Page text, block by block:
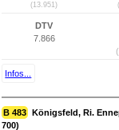
(13.951)
DTV
7.866
Infos...
B 483 Königsfeld, Ri.
700)